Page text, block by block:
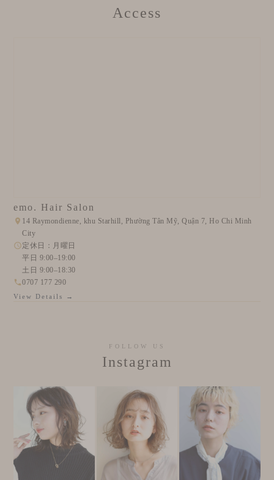
Access
emo. Hair Salon
14 Raymondienne, khu Starhill, Phường Tân Mỹ, Quận 7, Ho Chi Minh
City
定休日：月曜日
平日 9:00–19:00
土日 9:00–18:30
0707 177 290
View Details →
FOLLOW US
Instagram